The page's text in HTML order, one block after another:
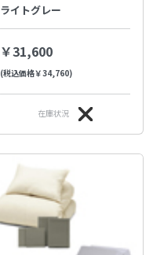
ライトグレー
￥31,600
(税込価格￥34,760)
在庫状況